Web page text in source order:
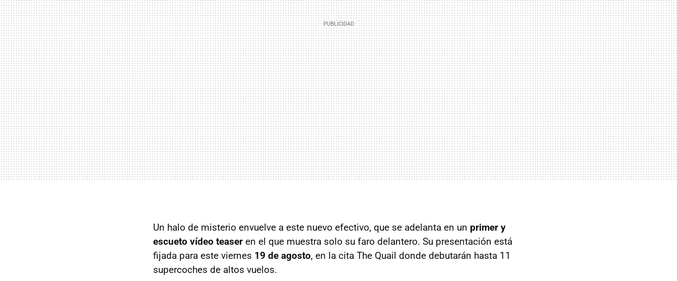
Un halo de misterio envuelve a este nuevo efectivo, que se adelanta en un primer y
escueto vídeo teaser en el que muestra solo su faro delantero. Su presentación está
fijada para este viernes 19 de agosto, en la cita The Quail donde debutarán hasta 11
supercoches de altos vuelos.